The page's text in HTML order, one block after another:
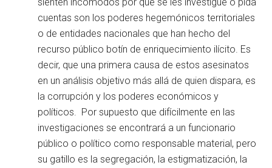
cuentas son los poderes hegemónicos territoriales
o de entidades nacionales que han hecho del
recurso público botín de enriquecimiento ilícito. Es
decir, que una primera causa de estos asesinatos
en un análisis objetivo más allá de quien dispara, es
la corrupción y los poderes económicos y
políticos. Por supuesto que difícilmente en las
investigaciones se encontrará a un funcionario
público o político como responsable material, pero
su gatillo es la segregación, la estigmatización, la